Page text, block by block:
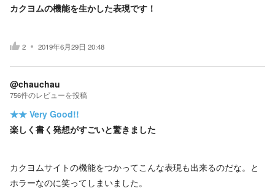
カクヨムの機能を生かした表現です！
2 2019年6月29日 20:48
@chauchau
756件のレビューを投稿
★★ Very Good!!
楽しく書く発想がすごいと驚きました
カクヨムサイトの機能をつかってこんな表現も出来るのだな。と
ホラーなのに笑ってしまいました。